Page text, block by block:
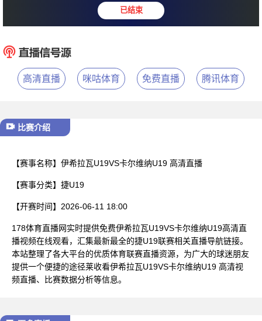
伊希拉瓦U19 : 卡尔维
高清直播 咪咕体育 免费直播 腾讯体育
比赛介绍
【赛事名称】 伊希拉瓦U19VS卡尔维纳U19 高清直播
【赛事分类】 捷U19
【开赛时间】 2026-06-11 18:00
178体育直播网实时提供免费伊希拉瓦U19VS卡尔维纳U19高清直
播视频在线观看，汇集最新最全的捷U19联赛相关直播导航链接。
本站整理了各大平台的优质体育联赛直播资源，为广大的球迷朋友
提供一个便捷的途径莱收看伊希拉瓦U19VS卡尔维纳U19 高清视
频直播、比赛数据分析等信息。